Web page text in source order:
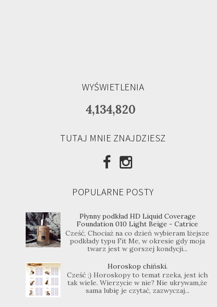
WYŚWIETLENIA
4,134,820
TUTAJ MNIE ZNAJDZIESZ
POPULARNE POSTY
Płynny podkład HD Liquid Coverage
Foundation 010 Light Beige - Catrice
Cześć, Chociaż na co dzień wybieram lżejsze
podkłady typu Fit Me, w okresie gdy moja
twarz jest w gorszej kondycji...
Horoskop chiński.
Cześć ;) Horoskopy to temat rzeka, jest ich
tak wiele. Wierzycie w nie? Nie ukrywam,że
sama lubię je czytać, zazwyczaj...